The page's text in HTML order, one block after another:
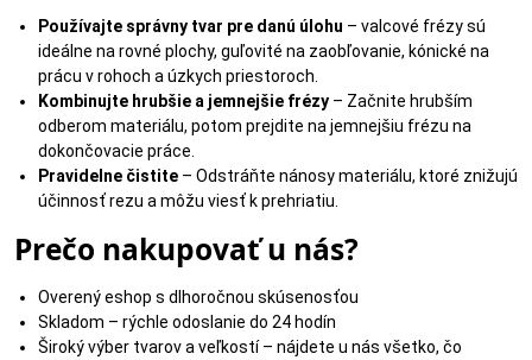
ochrannom obale, aby ste predišli korózii a mechanickému
poškodeniu.
Používajte správny tvar pre danú úlohu – valcové frézy sú
ideálne na rovné plochy, guľovité na zaobľovanie, kónické na
prácu v rohoch a úzkych priestoroch.
Kombinujte hrubšie a jemnejšie frézy – Začnite hrubším
odberom materiálu, potom prejdite na jemnejšiu frézu na
dokončovacie práce.
Pravidelne čistite – Odstráňte nánosy materiálu, ktoré znižujú
účinnosť rezu a môžu viesť k prehriatiu.
Prečo nakupovať u nás?
Overený eshop s dlhoročnou skúsenosťou
Skladom – rýchle odoslanie do 24 hodín
Široký výber tvarov a veľkostí – nájdete u nás všetko, čo